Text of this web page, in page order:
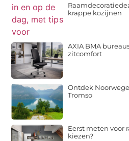
krappe kozijnen
AXIA BMA
zitcomfort
Ontdek
Tromso
Eerst meten voor
kiezen?